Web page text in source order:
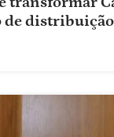
de distribuição